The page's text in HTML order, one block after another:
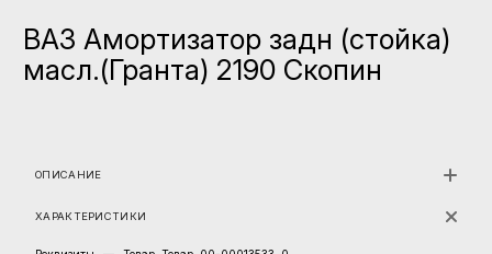
ВАЗ Амортизатор задн (стойка)
масл.(Гранта) 2190 Скопин
ОПИСАНИЕ
ХАРАКТЕРИСТИКИ